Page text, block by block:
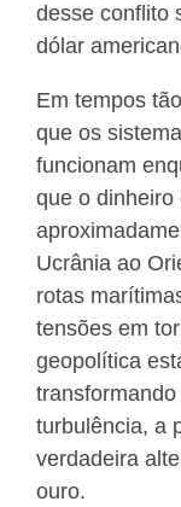
desse conflito
dólar
Em tempos
que os
funcionam
que o dinheiro
Ucrânia ao
rotas
tensões em
geopolítica
turbulência, a
verdadeira
ouro.